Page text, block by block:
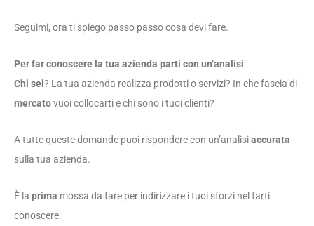
Seguimi, ora ti spiego passo passo cosa devi fare.
Per far conoscere la tua azienda parti con un’analisi
Chi sei? La tua azienda realizza prodotti o servizi? In che fascia di
mercatovuoi collocarti e chi sono i tuoi clienti?
A tutte queste domande puoi rispondere con un’analisiaccurata
sulla tua azienda.
È la prima mossa da fare per indirizzare i tuoi sforzi nel farti
conoscere.